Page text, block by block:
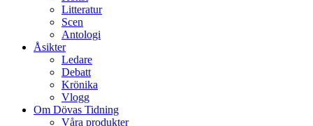
Litteratur
Scen
Antologi
Åsikter
Ledare
Debatt
Krönika
Vlogg
Om Dövas Tidning
Våra produkter